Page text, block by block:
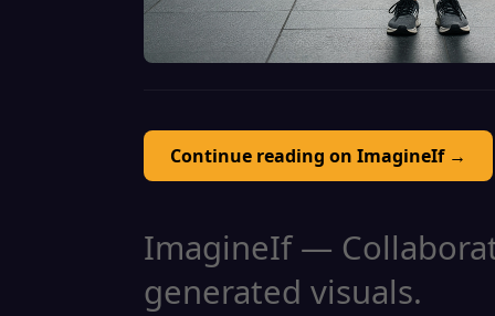
Continue reading on ImagineIf →
ImagineIf —
generated visuals.